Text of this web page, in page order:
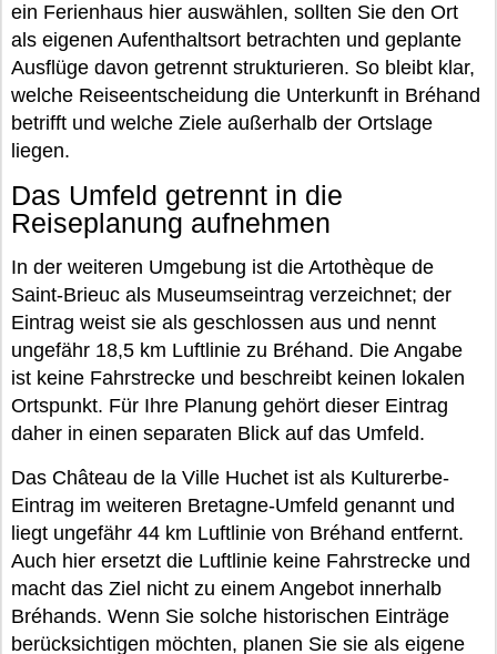
ein Ferienhaus hier auswählen, sollten Sie den Ort
als eigenen Aufenthaltsort betrachten und geplante
Ausflüge davon getrennt strukturieren. So bleibt klar,
welche Reiseentscheidung die Unterkunft in Bréhand
betrifft und welche Ziele außerhalb der Ortslage
liegen.
Das Umfeld getrennt in die
Reiseplanung aufnehmen
In der weiteren Umgebung ist die Artothèque de
Saint-Brieuc als Museumseintrag verzeichnet; der
Eintrag weist sie als geschlossen aus und nennt
ungefähr 18,5 km Luftlinie zu Bréhand. Die Angabe
ist keine Fahrstrecke und beschreibt keinen lokalen
Ortspunkt. Für Ihre Planung gehört dieser Eintrag
daher in einen separaten Blick auf das Umfeld.
Das Château de la Ville Huchet ist als Kulturerbe-
Eintrag im weiteren Bretagne-Umfeld genannt und
liegt ungefähr 44 km Luftlinie von Bréhand entfernt.
Auch hier ersetzt die Luftlinie keine Fahrstrecke und
macht das Ziel nicht zu einem Angebot innerhalb
Bréhands. Wenn Sie solche historischen Einträge
berücksichtigen möchten, planen Sie sie als eigene